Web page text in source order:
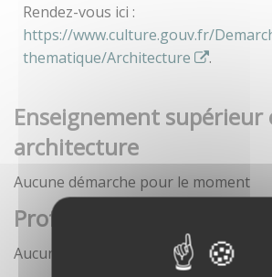
Rendez-vous ici :
https://www.culture.gouv.fr/
thematique/Architecture
.
Enseignement supérieur
architecture
Aucune démarche pour le moment
Profession architecte
Aucune démarche pour le moment